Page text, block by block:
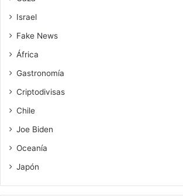
Israel
Fake News
África
Gastronomía
Criptodivisas
Chile
Joe Biden
Oceanía
Japón